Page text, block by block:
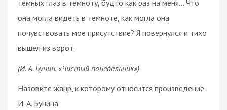
темных глаз в темноту, будто как раз на меня... Что
она могла видеть в темноте, как могла она
почувствовать мое присутствие? Я повернулся и тихо
вышел из ворот.
(И. А. Бунин, «Чистый понедельник»)
Назовите жанр, к которому относится произведение
И. А. Бунина